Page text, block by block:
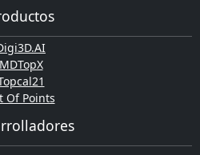
MDTopX
Of Points